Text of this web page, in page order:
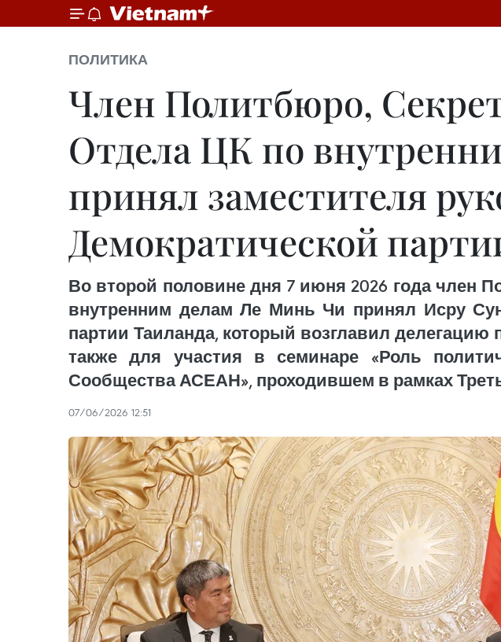
ПОЛИТИКА
Член Политбюро,
Отдела ЦК по
принял заместителя
Демократической
Во второй половине дня 7 июня 2026 года
внутренним делам Ле Минь Чи принял Исру
партии Таиланда, который возглавил
также для участия в семинаре «Роль
Сообщества АСЕАН», проходившем в рамках
07/06/2026 12:51